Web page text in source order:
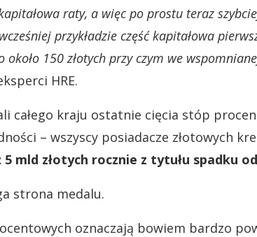
raty, a więc po prostu teraz
przykładzie część kapitałowa
150 złotych przy czym we
HRE.
całego kraju ostatnie cięcia stóp
– wszyscy posiadacze złotowych
5 mld złotych rocznie z tytułu spadku
strona medalu.
oznaczają bowiem bardzo